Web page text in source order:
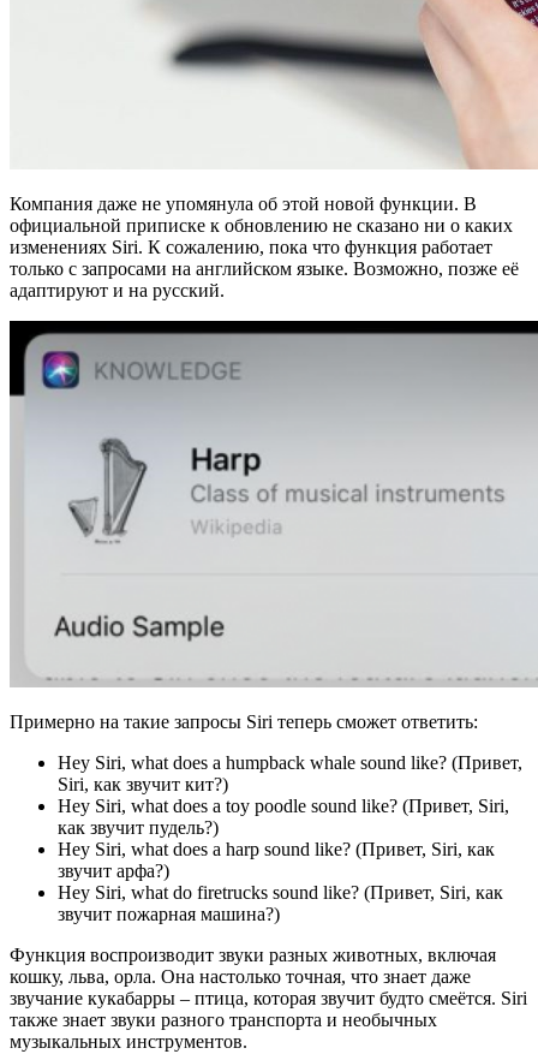
Компания даже не упомянула об этой новой функции. В
официальной приписке к обновлению не сказано ни о каких
изменениях Siri. К сожалению, пока что функция работает
только с запросами на английском языке. Возможно, позже её
адаптируют и на русский.
Примерно на такие запросы Siri теперь сможет ответить:
Hey Siri, what does a humpback whale sound like? (Привет,
Siri, как звучит кит?)
Hey Siri, what does a toy poodle sound like? (Привет, Siri,
как звучит пудель?)
Hey Siri, what does a harp sound like? (Привет, Siri, как
звучит арфа?)
Hey Siri, what do firetrucks sound like? (Привет, Siri, как
звучит пожарная машина?)
Функция воспроизводит звуки разных животных, включая
кошку, льва, орла. Она настолько точная, что знает даже
звучание кукабарры – птица, которая звучит будто смеётся. Siri
также знает звуки разного транспорта и необычных
музыкальных инструментов.